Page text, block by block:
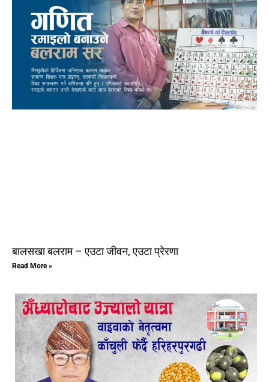
बालसखा बलराम – एउटा जीवन, एउटा प्रेरणा
Read More »